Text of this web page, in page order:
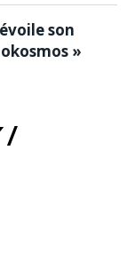
son
»
/